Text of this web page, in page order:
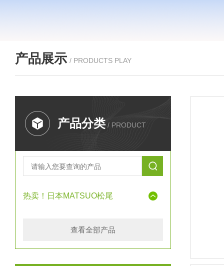
产品展示 / PRODUCTS PLAY
产品分类 / PRODUCT
热卖！日本MATSUO松尾
查看全部产品